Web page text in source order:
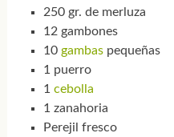
250 gr. de merluza
12 gambones
10 gambaspequeñas
1 puerro
1 cebolla
1 zanahoria
Perejil fresco